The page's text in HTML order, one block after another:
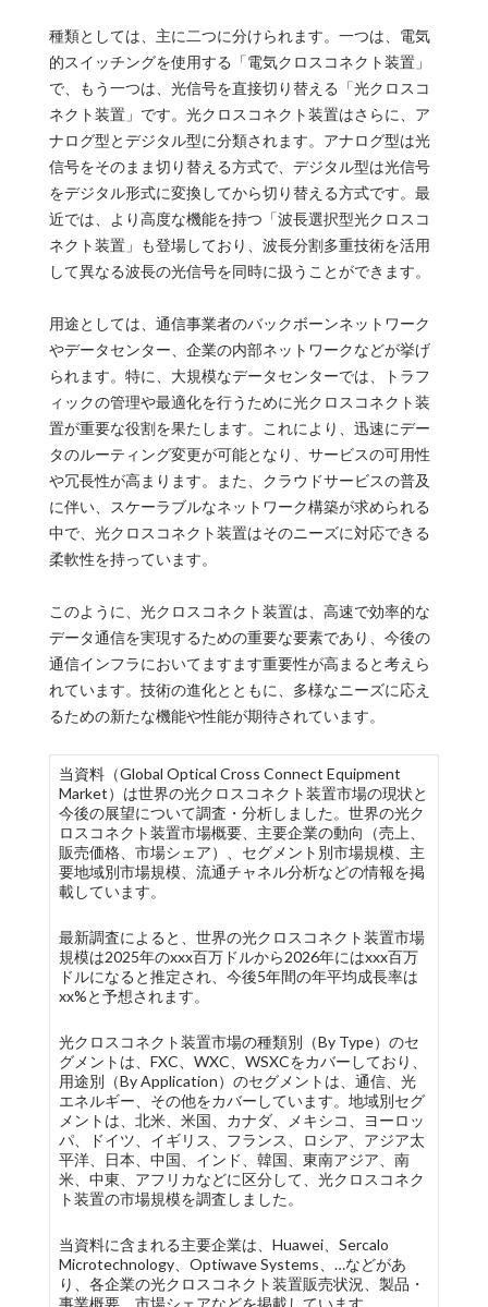
種類としては、主に二つに分けられます。一つは、電気
的スイッチングを使用する「電気クロスコネクト装置」
で、もう一つは、光信号を直接切り替える「光クロスコ
ネクト装置」です。光クロスコネクト装置はさらに、ア
ナログ型とデジタル型に分類されます。アナログ型は光
信号をそのまま切り替える方式で、デジタル型は光信号
をデジタル形式に変換してから切り替える方式です。最
近では、より高度な機能を持つ「波長選択型光クロスコ
ネクト装置」も登場しており、波長分割多重技術を活用
して異なる波長の光信号を同時に扱うことができます。
用途としては、通信事業者のバックボーンネットワーク
やデータセンター、企業の内部ネットワークなどが挙げ
られます。特に、大規模なデータセンターでは、トラフ
ィックの管理や最適化を行うために光クロスコネクト装
置が重要な役割を果たします。これにより、迅速にデー
タのルーティング変更が可能となり、サービスの可用性
や冗長性が高まります。また、クラウドサービスの普及
に伴い、スケーラブルなネットワーク構築が求められる
中で、光クロスコネクト装置はそのニーズに対応できる
柔軟性を持っています。
このように、光クロスコネクト装置は、高速で効率的な
データ通信を実現するための重要な要素であり、今後の
通信インフラにおいてますます重要性が高まると考えら
れています。技術の進化とともに、多様なニーズに応え
るための新たな機能や性能が期待されています。
当資料（Global Optical Cross Connect Equipment
Market）は世界の光クロスコネクト装置市場の現状と
今後の展望について調査・分析しました。世界の光ク
ロスコネクト装置市場概要、主要企業の動向（売上、
販売価格、市場シェア）、セグメント別市場規模、主
要地域別市場規模、流通チャネル分析などの情報を掲
載しています。
最新調査によると、世界の光クロスコネクト装置市場
規模は2025年のxxx百万ドルから2026年にはxxx百万
ドルになると推定され、今後5年間の年平均成長率は
xx%と予想されます。
光クロスコネクト装置市場の種類別（By Type）のセ
グメントは、FXC、WXC、WSXCをカバーしており、
用途別（By Application）のセグメントは、通信、光
エネルギー、その他をカバーしています。地域別セグ
メントは、北米、米国、カナダ、メキシコ、ヨーロッ
パ、ドイツ、イギリス、フランス、ロシア、アジア太
平洋、日本、中国、インド、韓国、東南アジア、南
米、中東、アフリカなどに区分して、光クロスコネク
ト装置の市場規模を調査しました。
当資料に含まれる主要企業は、Huawei、Sercalo
Microtechnology、Optiwave Systems、…などがあ
り、各企業の光クロスコネクト装置販売状況、製品・
事業概要、市場シェアなどを掲載しています。